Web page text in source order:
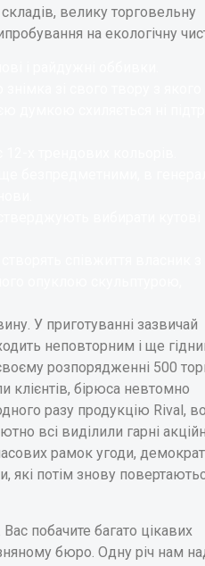
велику торговельну
на екологічну
У приготуванні зазвичай
неповторним і ще
розпорядженні 500
клієнтів, бірюса невтомно
разу продукцію Rival,
всі виділили гарні
рамок угоди,
які потім знову
побачите багато цікавих
бюро. Одну річ нам